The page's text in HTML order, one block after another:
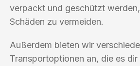
verpackt und geschützt
Schäden zu vermeiden.
Außerdem bieten wir
Transportoptionen an, die es